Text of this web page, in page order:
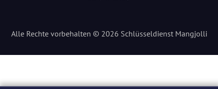
Alle Rechte vorbehalten © 2026 Schlüsseldienst Mangjolli